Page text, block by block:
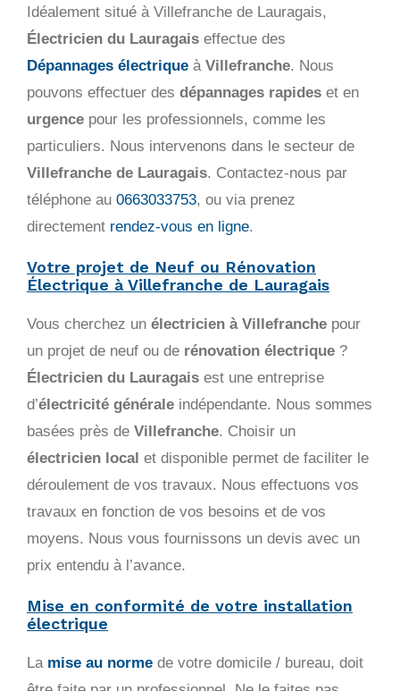
Idéalement situé à Villefranche de Lauragais,
Électricien du Lauragais effectue des
Dépannages électrique à Villefranche. Nous
pouvons effectuer des dépannages rapides et en
urgence pour les professionnels, comme les
particuliers. Nous intervenons dans le secteur de
Villefranche de Lauragais. Contactez-nous par
téléphone au 0663033753, ou via prenez
directement rendez-vous en ligne.
Votre projet de Neuf ou Rénovation
Électrique à Villefranche de Lauragais
Vous cherchez un électricien à Villefranche pour
un projet de neuf ou de rénovation électrique ?
Électricien du Lauragais est une entreprise
d’électricité générale indépendante. Nous sommes
basées près de Villefranche. Choisir un
électricien local et disponible permet de faciliter le
déroulement de vos travaux. Nous effectuons vos
travaux en fonction de vos besoins et de vos
moyens. Nous vous fournissons un devis avec un
prix entendu à l’avance.
Mise en conformité de votre installation
électrique
La mise au norme de votre domicile / bureau, doit